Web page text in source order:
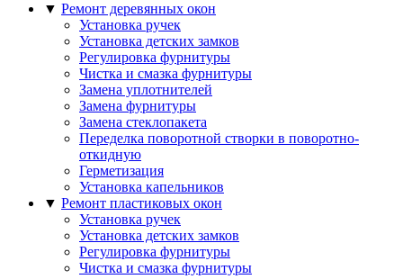
▼ Ремонт деревянных окон
Установка ручек
Установка детских замков
Регулировка фурнитуры
Чистка и смазка фурнитуры
Замена уплотнителей
Замена фурнитуры
Замена стеклопакета
Переделка поворотной створки в поворотно-
откидную
Герметизация
Установка капельников
▼ Ремонт пластиковых окон
Установка ручек
Установка детских замков
Регулировка фурнитуры
Чистка и смазка фурнитуры